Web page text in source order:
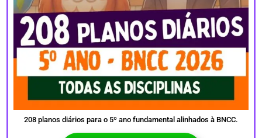
208 planos diários para o 5º ano fundamental alinhados à BNCC.